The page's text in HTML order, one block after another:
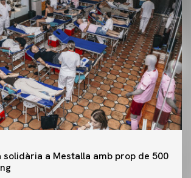
solidària a Mestalla amb prop de 500